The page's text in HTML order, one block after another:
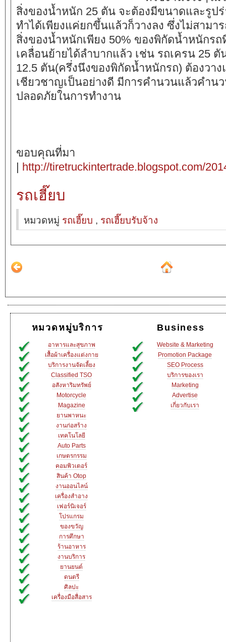
สิ่งของน้ำหนัก 25 ตัน จะต้องมีขนาดและรูป
ทำได้เพียงแค่ยกขึ้นแล้วก็วางลง ซึ่งไม่สามา
สิ่งของน้ำหนักเพียง 50% ของพิกัดน้ำหนักร
เคลื่อนย้ายได้ลำบากแล้ว เช่น รถเครน 25
12.5 ตัน(ครึ่งนึงของพิกัดน้ำหนักรถ) ต้องวา
เชียวชาญเป็นอย่างดี มีการคำนวนแล้วคำน
ปลอดภัยในการทำงาน
ขอบคุณที่มา
| http://tiretruckintertrade.blogspot.com/
รถเฮี๊ยบ
หมวดหมู่ รถเฮี๊ยบ , รถเฮี๊ยบรับจ้าง
หมวดหมู่บริการ
อาหารและสุขภาพ
เสื้อผ้าเครื่องแต่งกาย
บริการงานจัดเลี้ยง
Classified TSO
อสังหาริมทรัพย์
Motorcycle
Magazine
ยานพาหนะ
งานก่อสร้าง
เทคโนโลยี
Auto Parts
เกษตรกรรม
คอมพิวเตอร์
สินค้า Otop
งานออนไลน์
เครื่องสำอาง
เฟอร์นิเจอร์
โปรแกรม
ของขวัญ
การศึกษา
ร้านอาหาร
งานบริการ
ยานยนต์
ดนตรี
ศิลปะ
เครื่องมือสื่อสาร
Business
Website & Marketing
Promotion Package
SEO Process
บริการของเรา
Marketing
Advertise
เกี่ยวกับเรา